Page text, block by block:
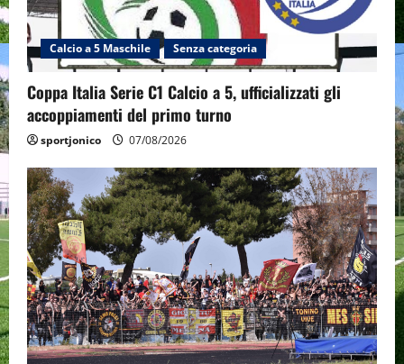
Calcio a 5 Maschile Senza categoria
Coppa Italia Serie C1 Calcio a 5, ufficializzati gli
accoppiamenti del primo turno
sportjonico 07/08/2026